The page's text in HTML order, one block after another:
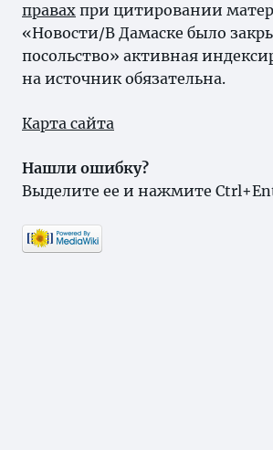
правах при цитировании
«Новости/В Дамаске было
посольство» активная
на источник обязательна.
Карта сайта
Нашли ошибку?
Выделите ее и нажмите